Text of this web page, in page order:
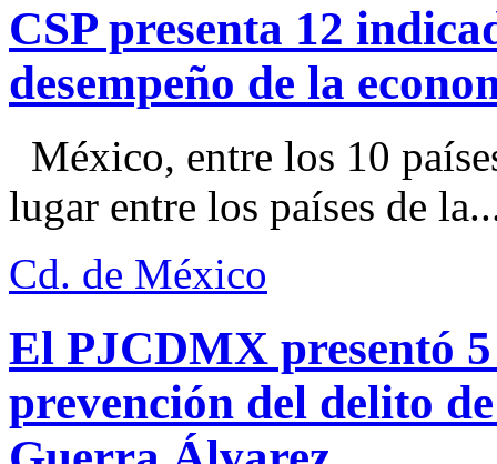
CSP presenta 12
desempeño de la
México, entre los 10
lugar entre los países de
Cd. de México
El PJCDMX presentó
prevención del delito